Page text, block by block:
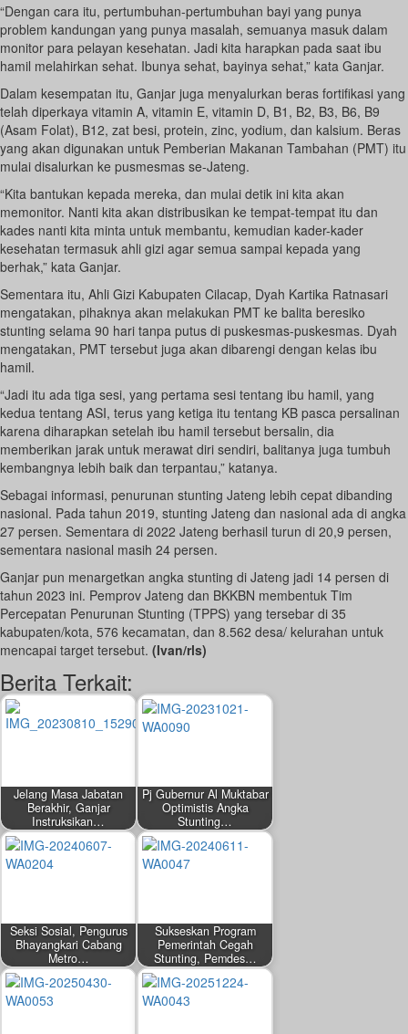
“Dengan cara itu, pertumbuhan-pertumbuhan bayi yang punya
problem kandungan yang punya masalah, semuanya masuk dalam
monitor para pelayan kesehatan. Jadi kita harapkan pada saat ibu
hamil melahirkan sehat. Ibunya sehat, bayinya sehat,” kata Ganjar.
Dalam kesempatan itu, Ganjar juga menyalurkan beras fortifikasi yang
telah diperkaya vitamin A, vitamin E, vitamin D, B1, B2, B3, B6, B9
(Asam Folat), B12, zat besi, protein, zinc, yodium, dan kalsium. Beras
yang akan digunakan untuk Pemberian Makanan Tambahan (PMT) itu
mulai disalurkan ke pusmesmas se-Jateng.
“Kita bantukan kepada mereka, dan mulai detik ini kita akan
memonitor. Nanti kita akan distribusikan ke tempat-tempat itu dan
kades nanti kita minta untuk membantu, kemudian kader-kader
kesehatan termasuk ahli gizi agar semua sampai kepada yang
berhak,” kata Ganjar.
Sementara itu, Ahli Gizi Kabupaten Cilacap, Dyah Kartika Ratnasari
mengatakan, pihaknya akan melakukan PMT ke balita beresiko
stunting selama 90 hari tanpa putus di puskesmas-puskesmas. Dyah
mengatakan, PMT tersebut juga akan dibarengi dengan kelas ibu
hamil.
“Jadi itu ada tiga sesi, yang pertama sesi tentang ibu hamil, yang
kedua tentang ASI, terus yang ketiga itu tentang KB pasca persalinan
karena diharapkan setelah ibu hamil tersebut bersalin, dia
memberikan jarak untuk merawat diri sendiri, balitanya juga tumbuh
kembangnya lebih baik dan terpantau,” katanya.
Sebagai informasi, penurunan stunting Jateng lebih cepat dibanding
nasional. Pada tahun 2019, stunting Jateng dan nasional ada di angka
27 persen. Sementara di 2022 Jateng berhasil turun di 20,9 persen,
sementara nasional masih 24 persen.
Ganjar pun menargetkan angka stunting di Jateng jadi 14 persen di
tahun 2023 ini. Pemprov Jateng dan BKKBN membentuk Tim
Percepatan Penurunan Stunting (TPPS) yang tersebar di 35
kabupaten/kota, 576 kecamatan, dan 8.562 desa/ kelurahan untuk
mencapai target tersebut. (Ivan/rls)
Berita Terkait:
Jelang Masa Jabatan
Berakhir, Ganjar
Instruksikan…
by
Redaksi
Agustus 10, 2023
Pj Gubernur Al Muktabar
Optimistis Angka
Stunting…
by
Redaksi
Oktober 21, 2023
Seksi Sosial, Pengurus
Bhayangkari Cabang
Metro…
by
Redaksi
Sukseskan Program
Pemerintah Cegah
Stunting, Pemdes…
by
Redaksi